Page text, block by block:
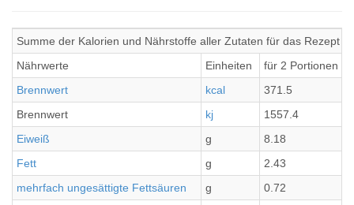
Summe der Kalorien und Nährstoffe aller Zutaten für das Rezept
Nährwerte
Einheiten für 2 Portionen
Brennwert
kcal 371.5
Brennwert
kj 1557.4
Eiweiß
g 8.18
Fett
g 2.43
mehrfach ungesättigte Fettsäuren
g 0.72